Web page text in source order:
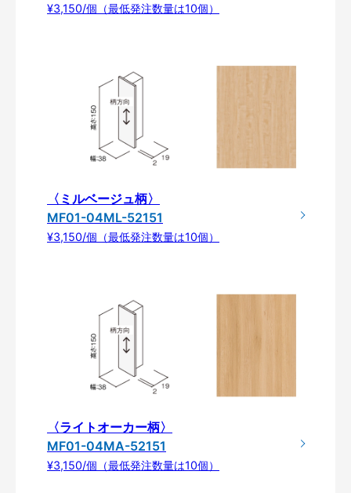
¥3,150/個（最低発注数量は10個）
〈ミルベージュ柄〉
MF01-04ML-52151
¥3,150/個（最低発注数量は10個）
〈ライトオーカー柄〉
MF01-04MA-52151
¥3,150/個（最低発注数量は10個）